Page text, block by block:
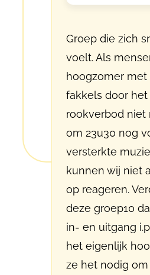
Groep die zich
voelt. Als
hoogzomer met
fakkels door
rookverbod niet
om 23u30 nog
versterkte
kunnen wij niet
op reageren.
deze groep10
in- en uitgang
het eigenlijk
ze het nodig